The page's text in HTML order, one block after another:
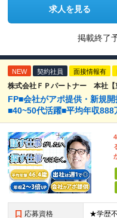
求人を見る
掲載終了
NEW 契約社員 面接情報有
株式会社ＦＰパートナー 本社【
FP■会社がアポ提供・新規
■40~50代活躍■平均年収888
応募資格